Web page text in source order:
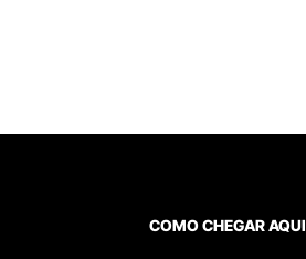
COMO CHEGAR AQUI